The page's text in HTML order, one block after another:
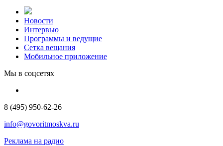
Новости
Интервью
Программы и ведущие
Сетка вещания
Мобильное приложение
Мы в соцсетях
8 (495) 950-62-26
info@govoritmoskva.ru
Реклама на радио